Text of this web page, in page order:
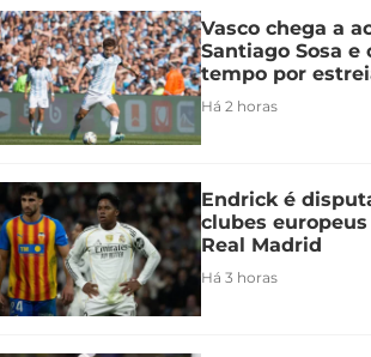
Vasco chega a
Santiago Sosa e
tempo por
Há 2 horas
Endrick é
clubes
Real Madrid
Há 3 horas